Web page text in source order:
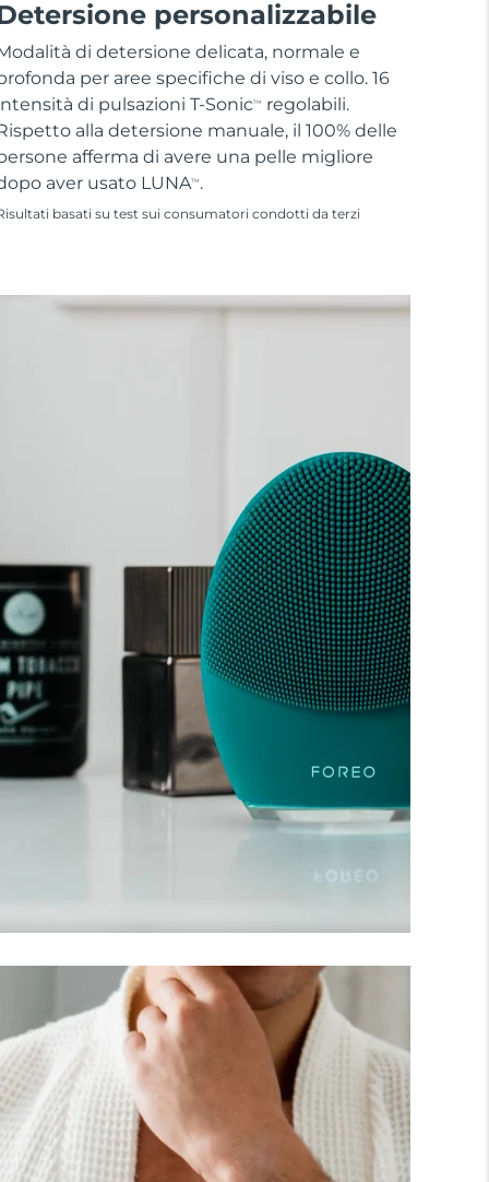
personalizzabile
di detersione delicata, normale e
per aree specifiche di viso e collo. 16
di pulsazioni T-SonicTM
regolabili.
alla detersione manuale, il 100% delle
afferma di avere una pelle migliore
aver usato LUNATM .
basati su test sui consumatori condotti da terzi